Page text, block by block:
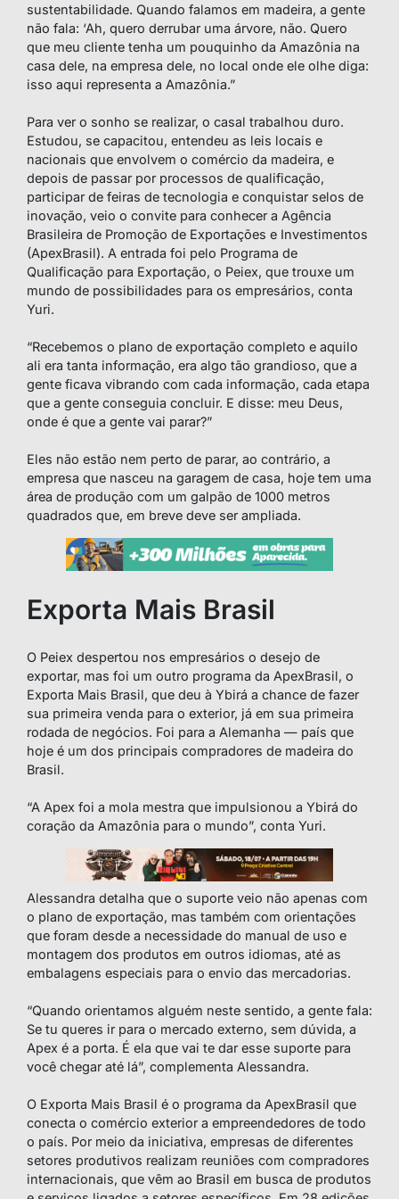
sustentabilidade. Quando falamos em madeira, a gente
não fala: ‘Ah, quero derrubar uma árvore, não. Quero
que meu cliente tenha um pouquinho da Amazônia na
casa dele, na empresa dele, no local onde ele olhe diga:
isso aqui representa a Amazônia.”
Para ver o sonho se realizar, o casal trabalhou duro.
Estudou, se capacitou, entendeu as leis locais e
nacionais que envolvem o comércio da madeira, e
depois de passar por processos de qualificação,
participar de feiras de tecnologia e conquistar selos de
inovação, veio o convite para conhecer a Agência
Brasileira de Promoção de Exportações e Investimentos
(ApexBrasil). A entrada foi pelo Programa de
Qualificação para Exportação, o Peiex, que trouxe um
mundo de possibilidades para os empresários, conta
Yuri.
“Recebemos o plano de exportação completo e aquilo
ali era tanta informação, era algo tão grandioso, que a
gente ficava vibrando com cada informação, cada etapa
que a gente conseguia concluir. E disse: meu Deus,
onde é que a gente vai parar?”
Eles não estão nem perto de parar, ao contrário, a
empresa que nasceu na garagem de casa, hoje tem uma
área de produção com um galpão de 1000 metros
quadrados que, em breve deve ser ampliada.
Exporta Mais Brasil
O Peiex despertou nos empresários o desejo de
exportar, mas foi um outro programa da ApexBrasil, o
Exporta Mais Brasil, que deu à Ybirá a chance de fazer
sua primeira venda para o exterior, já em sua primeira
rodada de negócios. Foi para a Alemanha — país que
hoje é um dos principais compradores de madeira do
Brasil.
“A Apex foi a mola mestra que impulsionou a Ybirá do
coração da Amazônia para o mundo”, conta Yuri.
Alessandra detalha que o suporte veio não apenas com
o plano de exportação, mas também com orientações
que foram desde a necessidade do manual de uso e
montagem dos produtos em outros idiomas, até as
embalagens especiais para o envio das mercadorias.
“Quando orientamos alguém neste sentido, a gente fala:
Se tu queres ir para o mercado externo, sem dúvida, a
Apex é a porta. É ela que vai te dar esse suporte para
você chegar até lá”, complementa Alessandra.
O Exporta Mais Brasil é o programa da ApexBrasil que
conecta o comércio exterior a empreendedores de todo
o país. Por meio da iniciativa, empresas de diferentes
setores produtivos realizam reuniões com compradores
internacionais, que vêm ao Brasil em busca de produtos